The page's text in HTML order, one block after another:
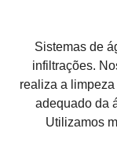
Sistemas de
infiltrações.
realiza a
adequado da
Utilizamos